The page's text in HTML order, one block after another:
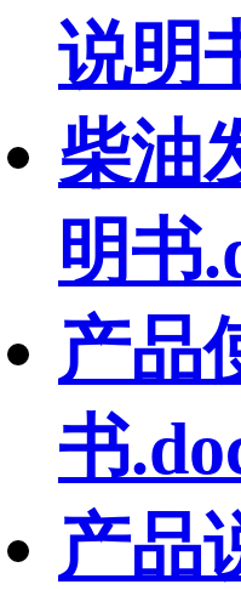
说明
柴油
明书
产品
书
产品